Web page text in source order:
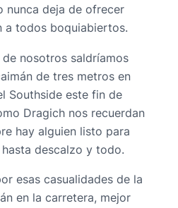
nunca deja de ofrecer
a todos boquiabiertos.
nosotros saldríamos
de tres metros en
Southside este fin de
Dragich nos recuerdan
hay alguien listo para
descalzo y todo.
esas casualidades de la
en la carretera, mejor